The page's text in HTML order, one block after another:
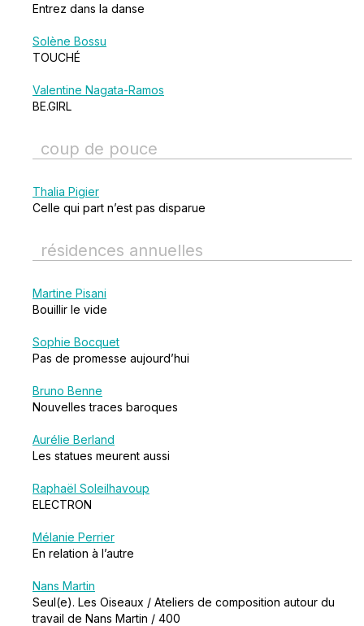
Entrez dans la danse
Solène Bossu
TOUCHÉ
Valentine Nagata-Ramos
BE.GIRL
coup de pouce
Thalia Pigier
Celle qui part n’est pas disparue
résidences annuelles
Martine Pisani
Bouillir le vide
Sophie Bocquet
Pas de promesse aujourd’hui
Bruno Benne
Nouvelles traces baroques
Aurélie Berland
Les statues meurent aussi
Raphaël Soleilhavoup
ELECTRON
Mélanie Perrier
En relation à l’autre
Nans Martin
Seul(e). Les Oiseaux / Ateliers de composition autour du
travail de Nans Martin / 400